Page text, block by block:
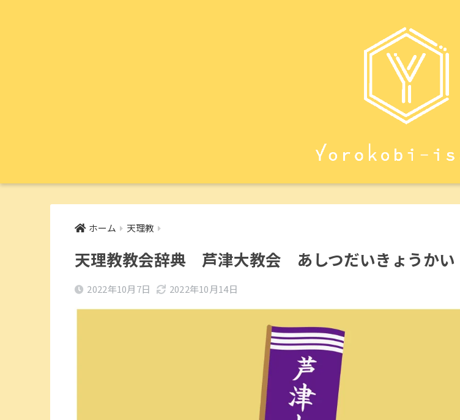
ホーム 天理教
天理教教会辞典 芦津大教会 あしつだいきょうかい
2022年10月7日 2022年10月14日